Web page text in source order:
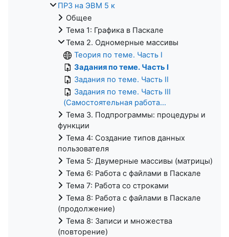
ПРЗ на ЭВМ 5 к
Общее
Тема 1: Графика в Паскале
Тема 2. Одномерные массивы
Теория по теме. Часть I
Задания по теме. Часть I
Задания по теме. Часть II
Задания по теме. Часть III
(Самостоятельная работа...
Тема 3. Подпрограммы: процедуры и
функции
Тема 4: Создание типов данных
пользователя
Тема 5: Двумерные массивы (матрицы)
Тема 6: Работа с файлами в Паскале
Тема 7: Работа со строками
Тема 8: Работа с файлами в Паскале
(продолжение)
Тема 8: Записи и множества
(повторение)